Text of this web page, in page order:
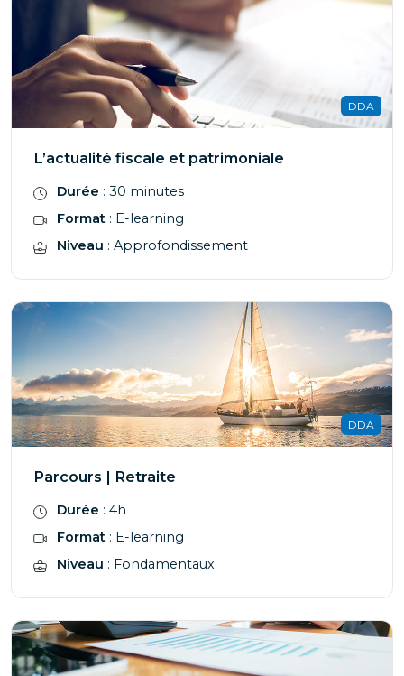
DDA
L’actualité fiscale et patrimoniale
Durée : 30 minutes
Format : E-learning
Niveau : Approfondissement
DDA
Parcours | Retraite
Durée : 4h
Format : E-learning
Niveau : Fondamentaux